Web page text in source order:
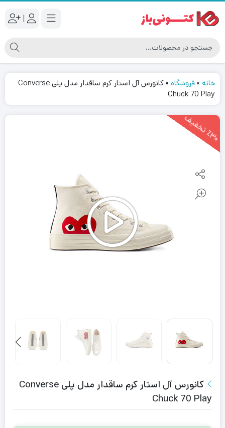
|
خانه »فروشگاه »
کانورس آل استار کرم ساقدار مدل پلی Converse
Chuck 70 Play
٪3
0
ت
خ
ف
یف
کانورس آل استار کرم ساقدار مدل پلی Converse
Chuck 70 Play